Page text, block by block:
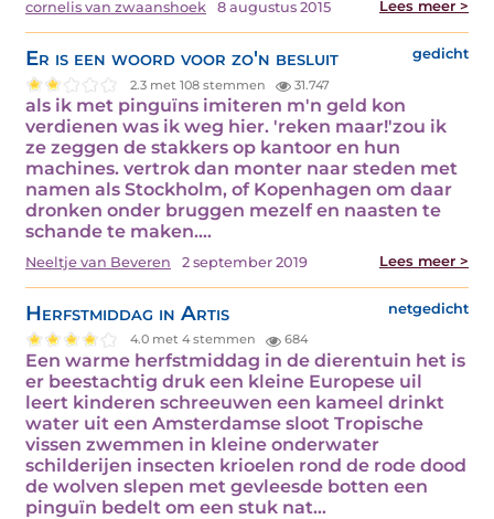
cornelis van zwaanshoek 8 augustus 2015 Lees meer >
Er is een woord voor zo'n besluit gedicht
2.3 met 108 stemmen 31.747
als ik met pinguïns imiteren m'n geld kon
verdienen was ik weg hier. 'reken maar!'zou ik
ze zeggen de stakkers op kantoor en hun
machines. vertrok dan monter naar steden met
namen als Stockholm, of Kopenhagen om daar
dronken onder bruggen mezelf en naasten te
schande te maken.…
Neeltje van Beveren 2 september 2019 Lees meer >
Herfstmiddag in Artis netgedicht
4.0 met 4 stemmen 684
Een warme herfstmiddag in de dierentuin het is
er beestachtig druk een kleine Europese uil
leert kinderen schreeuwen een kameel drinkt
water uit een Amsterdamse sloot Tropische
vissen zwemmen in kleine onderwater
schilderijen insecten krioelen rond de rode dood
de wolven slepen met gevleesde botten een
pinguïn bedelt om een stuk nat…